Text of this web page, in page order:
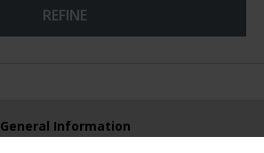
REFINE
General Information